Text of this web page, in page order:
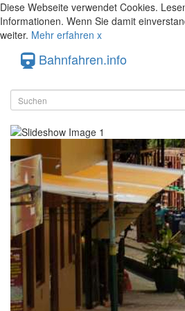
Diese Webseite verwendet Cookies.
Informationen. Wenn Sie damit
weiter. Mehr erfahren x
Bahnfahren.info